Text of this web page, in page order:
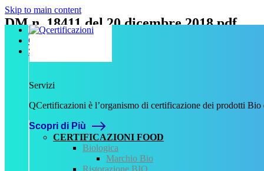
Skip to main content
Home
Chi Siamo
Servizi
Servizi
QCertificazioni è l’organismo di certificazione dei prodotti
Scopri di Più
CERTIFICAZIONI FOOD
Biologica
Marchio Bio
Ristorazione BIO
DM n. 18411 del 20 dicembre 2018.pdf
Scritto da
Precedente
QCertificazioni
CHI SIAMO
SERVIZI
REGISTRO CERTIFICATI
AREA DOWNLOAD